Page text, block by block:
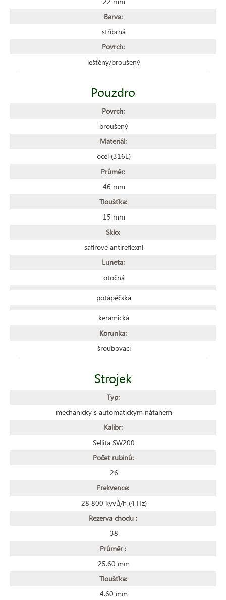
Barva:
stříbrná
Povrch:
leštěný/broušený
Pouzdro
Povrch:
broušený
Materiál:
ocel (316L)
Průměr:
46 mm
Tloušťka:
15 mm
Sklo:
safírové antireflexní
Luneta:
otočná
potápěčská
keramická
Korunka:
šroubovací
Strojek
Typ:
mechanický s automatickým nátahem
Kalibr:
Sellita SW200
Počet rubínů:
26
Frekvence:
28 800 kyvů/h (4 Hz)
Rezerva chodu :
38
Průměr :
25.60 mm
Tloušťka:
4.60 mm